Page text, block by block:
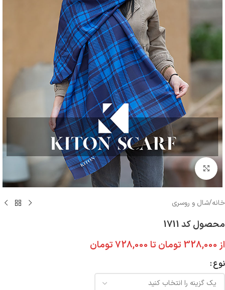
بزرگنمایی تصویر
خانه/شال و روسری
محصول کد 1711
از 328,000 تومان تا 728,000تومان
نوع